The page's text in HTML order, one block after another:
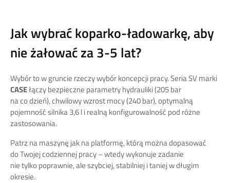
Jak wybrać koparko-ładowarkę, aby
nie żałować za 3-5 lat?
Wybór to w gruncie rzeczy wybór koncepcji pracy. Seria SV marki
CASEłączy bezpieczne parametry hydrauliki (205 bar
na co dzień), chwilowy wzrost mocy (240 bar), optymalną
pojemność silnika 3,6 l i realną konfigurowalność pod różne
zastosowania.
Patrz na maszynę jak na platformę, którą można dopasować
do Twojej codziennej pracy – wtedy wykonuje zadanie
nie tylko poprawnie, ale szybciej, stabilniej i taniej w długim
okresie.